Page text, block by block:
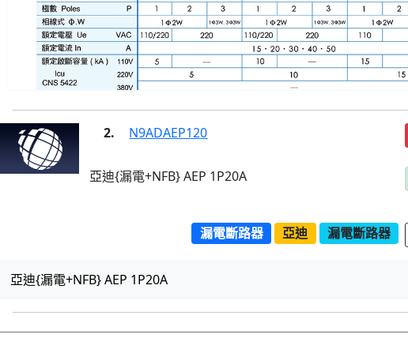
2. N9ADAEP120
亞迪{漏電+NFB} AEP 1P20A
漏電斷路器 亞迪 漏電斷路器
亞迪{漏電+NFB} AEP 1P20A